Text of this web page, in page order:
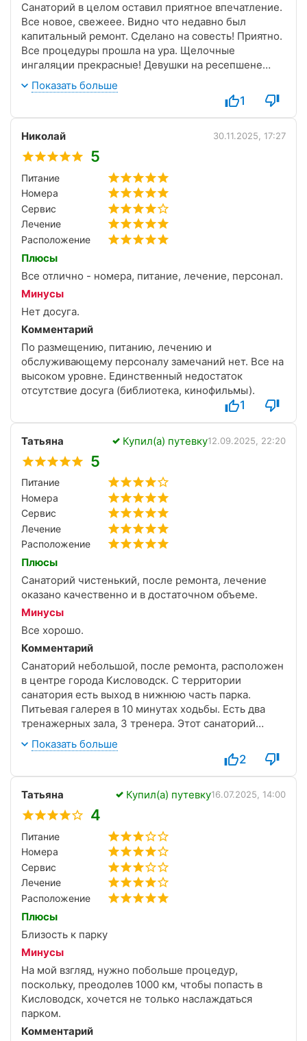
Санаторий в целом оставил приятное впечатление.
Все новое, свежеее. Видно что недавно был
капитальный ремонт. Сделано на совесть! Приятно.
Все процедуры прошла на ура. Щелочные
ингаляции прекрасные! Девушки на ресепшене
всегда вежливые и приветливые. Особая
благодарность доктору Плевако Екатерине
Александровне, очень внимательный и грамотный
врач.
В целом коллектив старается! Много ороших
специалистов здесь. Советую!
Показать больше
1
Николай 30.11.2025, 17:27
5
Питание
Номера
Сервис
Лечение
Расположение
Плюсы
Все отлично - номера, питание, лечение, персонал.
Минусы
Нет досуга.
Комментарий
По размещению, питанию, лечению и
обслуживающему персоналу замечаний нет. Все на
высоком уровне. Единственный недостаток
отсутствие досуга (библиотека, кинофильмы).
1
Татьяна Купил(а) путевку12.09.2025, 22:20
5
Питание
Номера
Сервис
Лечение
Расположение
Плюсы
Санаторий чистенький, после ремонта, лечение
оказано качественно и в достаточном объеме.
Минусы
Все хорошо.
Комментарий
Санаторий небольшой, после ремонта, расположен
в центре города Кисловодск. С территории
санатория есть выход в нижнюю часть парка.
Питьевая галерея в 10 минутах ходьбы. Есть два
тренажерных зала, 3 тренера. Этот санаторий
является центром восстановления и реабилитации
спортсменов. Лечение хорошее, персонал
внимательный, очередей на процедурах нет.
Питание в достаточном количестве, немного бы
повкуснее. Номер был в 5 корпусе одноместный
однокомнатный. Мне понравился. Отдохнула и
пролечилась отлично!
Показать больше
2
Татьяна Купил(а) путевку16.07.2025, 14:00
4
Питание
Номера
Сервис
Лечение
Расположение
Плюсы
Близость к парку
Минусы
На мой взгляд, нужно побольше процедур,
поскольку, преодолев 1000 км, чтобы попасть в
Кисловодск, хочется не только наслаждаться
парком.
Комментарий